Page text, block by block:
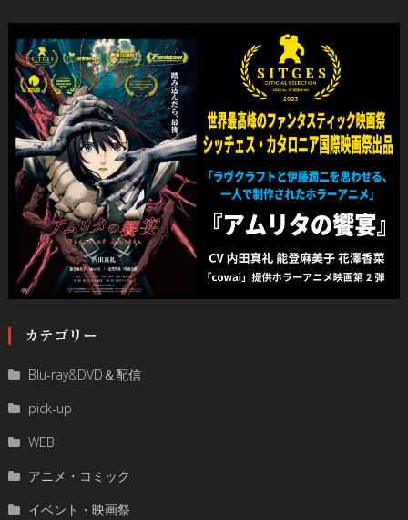
カテゴリー
Blu-ray&DVD＆配信
pick-up
WEB
アニメ・コミック
イベント・映画祭